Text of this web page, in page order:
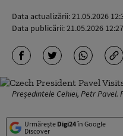
Data actualizării:21.05.2026
Data publicării:21.05.2026 12:27
Președintele Cehiei, Petr
Urmărește Digi24în Google
Discover